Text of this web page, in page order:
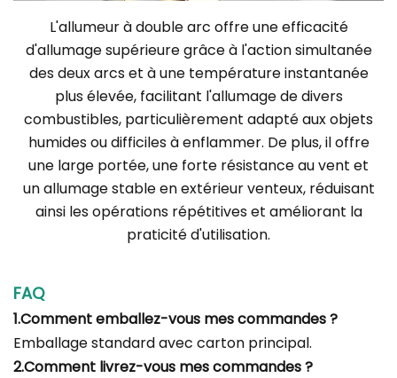
L'allumeur à double arc offre une efficacité
d'allumage supérieure grâce à l'action simultanée
des deux arcs et à une température instantanée
plus élevée, facilitant l'allumage de divers
combustibles, particulièrement adapté aux objets
humides ou difficiles à enflammer. De plus, il offre
une large portée, une forte résistance au vent et
un allumage stable en extérieur venteux, réduisant
ainsi les opérations répétitives et améliorant la
praticité d'utilisation.
FAQ
1.Comment emballez-vous mes commandes ?
Emballage standard avec carton principal.
2.Comment livrez-vous mes commandes ?